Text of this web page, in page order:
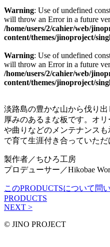
Warning: Use of undefined
will throw an Error in a future
/home/users/2/cahier/web/
content/themes/jinoproject/
Warning: Use of undefined
will throw an Error in a future
/home/users/2/cahier/web/
content/themes/jinoproject/
淡路島の豊かな山から伐り
厚みのあるまな板です。オ
や曲りなどのメンテナンス
で育て生涯付き合っていただ
製作者／ちひろ工房
プロデューサー／Hikobae
このPRODUCTSについて問
PRODUCTS
NEXT >
© JINO PROJECT